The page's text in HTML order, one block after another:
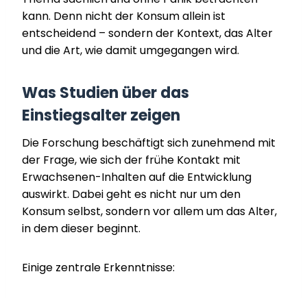
kann. Denn nicht der Konsum allein ist
entscheidend – sondern der Kontext, das Alter
und die Art, wie damit umgegangen wird.
Was Studien über das
Einstiegsalter zeigen
Die Forschung beschäftigt sich zunehmend mit
der Frage, wie sich der frühe Kontakt mit
Erwachsenen-Inhalten auf die Entwicklung
auswirkt. Dabei geht es nicht nur um den
Konsum selbst, sondern vor allem um das Alter,
in dem dieser beginnt.
Einige zentrale Erkenntnisse: